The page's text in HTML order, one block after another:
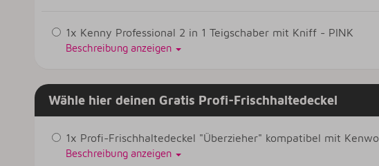
1x Kenny Professional 2 in 1 Teigschaber mit Kniff - PINK
Beschreibung anzeigen
Wähle hier deinen Gratis Profi-Frischhaltedeckel
1x Profi-Frischhaltedeckel "Überzieher" kompatibel mit
Beschreibung anzeigen